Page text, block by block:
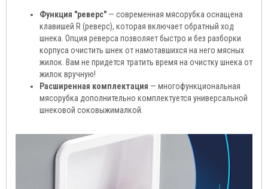
Функция "реверс" — современная мясорубка оснащена
клавишей R (реверс), которая включает обратный ход
шнека. Опция реверса позволяет быстро и без разборки
корпуса очистить шнек от намотавшихся на него мясных
жилок. Вам не придется тратить время на очистку шнека от
жилок вручную!
Расширенная комплектация — многофункциональная
мясорубка дополнительно комплектуется универсальной
шнековой соковыжималкой.